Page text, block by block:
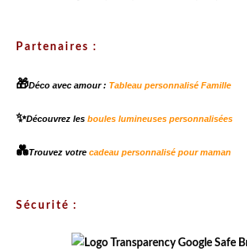
Partenaires :
🎁Déco avec amour : Tableau personnalisé Famille
✨Découvrez les boules lumineuses personnalisées
💑Trouvez votre cadeau personnalisé pour maman
Sécurité :